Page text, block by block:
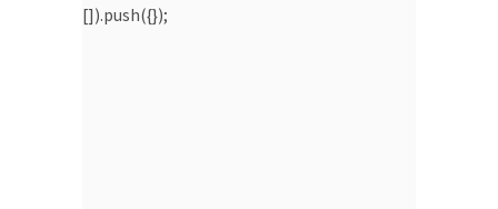
[]).push({});